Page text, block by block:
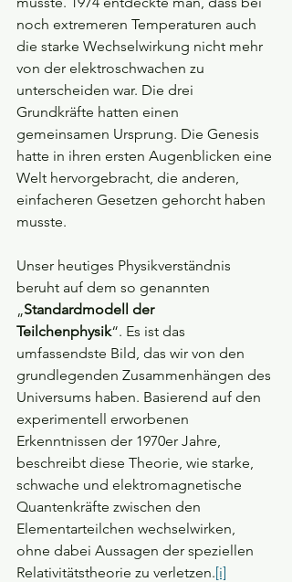
noch extremeren Temperaturen auch
die starke Wechselwirkung nicht mehr
von der elektroschwachen zu
unterscheiden war. Die drei
Grundkräfte hatten einen
gemeinsamen Ursprung. Die Genesis
hatte in ihren ersten Augenblicken eine
Welt hervorgebracht, die anderen,
einfacheren Gesetzen gehorcht haben
musste.
Unser heutiges Physikverständnis
beruht auf dem so genannten
Standardmodell der
Teilchenphysik“. Es ist das
umfassendste Bild, das wir von den
grundlegenden Zusammenhängen des
Universums haben. Basierend auf den
experimentell erworbenen
Erkenntnissen der 1970er Jahre,
beschreibt diese Theorie, wie starke,
schwache und elektromagnetische
Quantenkräfte zwischen den
Elementarteilchen wechselwirken,
ohne dabei Aussagen der speziellen
Relativitätstheorie zu verletzen.[i]